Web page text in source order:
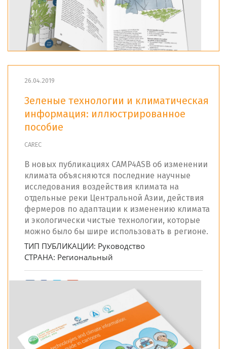
26.04.2019
Зеленые технологии и климатическая
информация: иллюстрированное
пособие
CAREC
В новых публикациях CAMP4ASB об изменении
климата объясняются последние научные
исследования воздействия климата на
отдельные реки Центральной Азии, действия
фермеров по адаптации к изменению климата
и экологически чистые технологии, которые
можно было бы шире использовать в регионе.
ТИП ПУБЛИКАЦИИ: Руководство
СТРАНА: Региональный